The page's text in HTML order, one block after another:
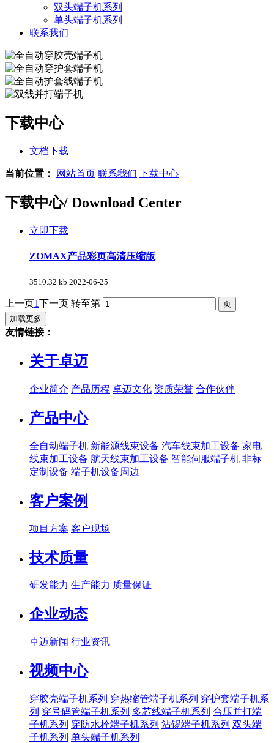
双头端子机系列
单头端子机系列
联系我们
下载中心
文档下载
当前位置： 网站首页 联系我们 下载中心
下载中心/ Download Center
立即下载
ZOMAX产品彩页高清压缩版
3510.32 kb 2022-06-25
上一页1下一页 转至第
加载更多
友情链接：
关于卓迈
企业简介 产品历程 卓迈文化 资质荣誉 合作伙伴
产品中心
全自动端子机 新能源线束设备 汽车线束加工设备 家电
线束加工设备 航天线束加工设备 智能伺服端子机 非标
定制设备 端子机设备周边
客户案例
项目方案 客户现场
技术质量
研发能力 生产能力 质量保证
企业动态
卓迈新闻 行业资讯
视频中心
穿胶壳端子机系列 穿热缩管端子机系列 穿护套端子机系
列 穿号码管端子机系列 多芯线端子机系列 合压并打端
子机系列 穿防水栓端子机系列 沾锡端子机系列 双头端
子机系列 单头端子机系列